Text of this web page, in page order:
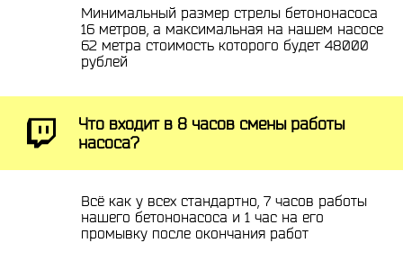
Минимальный размер стрелы бетононасоса
16 метров, а максимальная на нашем насосе
62 метра стоимость которого будет 48000
рублей
Что входит в 8 часов смены работы
насоса?
Всё как у всех стандартно, 7 часов работы
нашего бетононасоса и 1 час на его
промывку после окончания работ